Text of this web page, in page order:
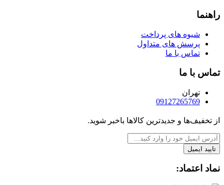
راهنما
شیوه های پرداخت
پرسش های متداول
تماس با ما
تماس با ما
تهران
09127265769
از تخفیف‌ها و جدیدترین‌ کالاها باخبر شوید.
تایید ایمیل
نماد اعتماد: